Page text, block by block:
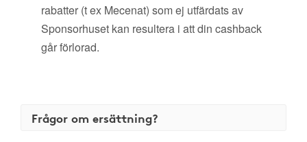
rabatter (t ex Mecenat) som ej utfärdats av
Sponsorhuset kan resultera i att din cashback
går förlorad.
Frågor om ersättning?